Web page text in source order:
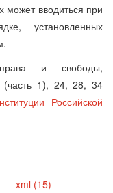
может вводиться при
установленных
и свободы,
(часть 1), 24, 28, 34
Российской
xml (15)